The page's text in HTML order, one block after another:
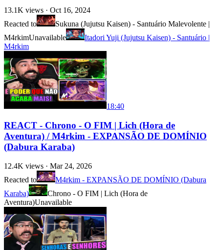
13.1K views · Oct 16, 2024
Reacted to
Sukuna (Jujutsu Kaisen) - Santuário Malevolente |
M4rkimUnavailable
Itadori Yuji (Jujutsu Kaisen) - Santuário |
M4rkim
18:40
REACT - Chrono - O FIM | Lich (Hora de
Aventura) / M4rkim - EXPANSÃO DE DOMÍNIO
(Dabura Karaba)
12.4K views · Mar 24, 2026
Reacted to
M4rkim - EXPANSÃO DE DOMÍNIO (Dabura
Karaba)
Chrono - O FIM | Lich (Hora de
Aventura)Unavailable